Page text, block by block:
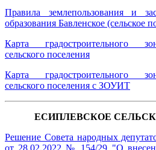
Правила землепользования и
образования Бавленское (сельское
Карта градостроительного
сельского поселения
Карта градостроительного
сельского поселения с ЗОУИТ
ЕСИПЛЕВСКОЕ
Решение Совета народных
от 28.02.2022 № 154/29 "О